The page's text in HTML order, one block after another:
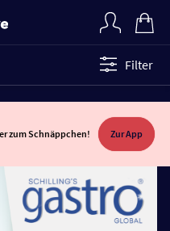
Filter
zum Schnäppchen! Zur App